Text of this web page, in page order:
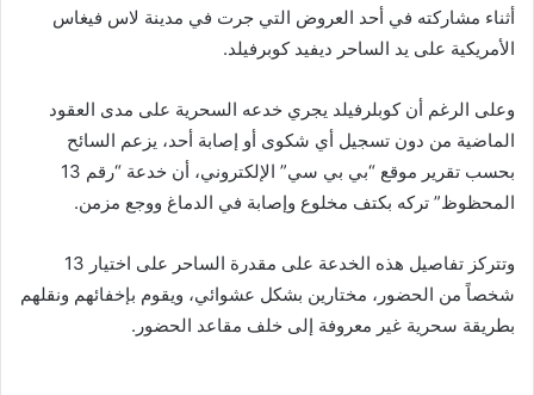
أثناء مشاركته في أحد العروض التي جرت في مدينة لاس فيغاس
الأمريكية على يد الساحر ديفيد كوبرفيلد.
وعلى الرغم أن كوبلرفيلد يجري خدعه السحرية على مدى العقود
الماضية من دون تسجيل أي شكوى أو إصابة أحد، يزعم السائح
بحسب تقرير موقع “بي بي سي” الإلكتروني، أن خدعة “رقم 13
المحظوظ” تركه بكتف مخلوع وإصابة في الدماغ ووجع مزمن.
وتتركز تفاصيل هذه الخدعة على مقدرة الساحر على اختيار 13
شخصاً من الحضور، مختارين بشكل عشوائي، ويقوم بإخفائهم ونقلهم
بطريقة سحرية غير معروفة إلى خلف مقاعد الحضور.